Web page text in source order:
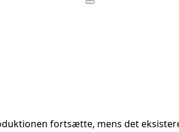
fortsætte, mens det